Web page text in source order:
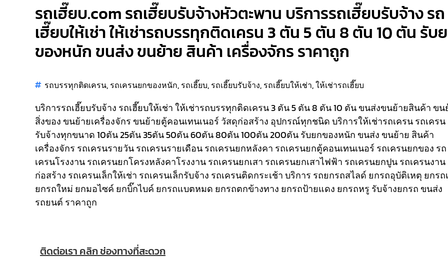
รถเฮี๊ยบ.com รถเฮี๊ยบรับจ้างหัวตะพาน บริการรถเฮี๊ยบรับจ้าง รถ
เฮี๊ยบให้เช่า ให้เช่ารถบรรทุกติดเครน 3 ตัน 5 ตัน 8 ตัน 10 ตัน รับ
ของหนัก ขนส่ง ขนย้าย สินค้า เครื่องจักร ราคาถูก
รถบรรทุกติดเครน, รถเครนยกของหนัก, รถเฮี๊ยบ, รถเฮี๊ยบรับจ้าง, รถเฮี๊ยบให้เช่า,ให้เช่ารถเฮี๊ยบ
บริการรถเฮี๊ยบรับจ้าง รถเฮี๊ยบให้เช่า ให้เช่ารถบรรทุกติดเครน 3 ตัน 5 ตัน 8 ตัน 10 ตัน ขนส่งขนย้ายสินค้า ขน
สิ่งของ ขนย้ายเครื่องจักร ขนย้ายตู้คอนเทนเนอร์ วัสดุก่อสร้าง อุปกรณ์ทุกชนิดบริการให้เช่ารถเครน รถเครน
รับจ้างทุกขนาด 10ตัน 25ตัน 35ตัน 50ตัน 60ตัน 80ตัน 100ตัน 200ตัน รับยกของหนัก ขนส่ง ขนย้าย สินค้า
เครื่องจักร รถเครนรายวัน รถเครนรายเดือน รถเครนยกหลังคา รถเครนยกตู้คอนเทนเนอร์ รถเครนยกของ รถ
เครนโรงงาน รถเครนยกโครงหลังคาโรงงาน รถเครนยกเสา รถเครนยกเสาไฟฟ้า รถเครนยกปูน รถเครนงาน
ก่อสร้าง รถเครนเล็กให้เช่า รถเครนเล็กรับจ้าง รถเครนติดกระเช้าบริการ รถยกรถสไลด์ ยกรถอุบัติเหตุ ยกรถ
ยกรถใหม่ ยกมอไซค์ ยกบิ๊กไบค์ ยกรถแบตหมด ยกรถตกข้างทาง ยกรถป้ายแดง ยกรถหรู รับจ้างยกรถ ขนส่ง
รถยนต์ ราคาถูก
ติดต่อเรา คลิก ช่องทางที่สะดวก